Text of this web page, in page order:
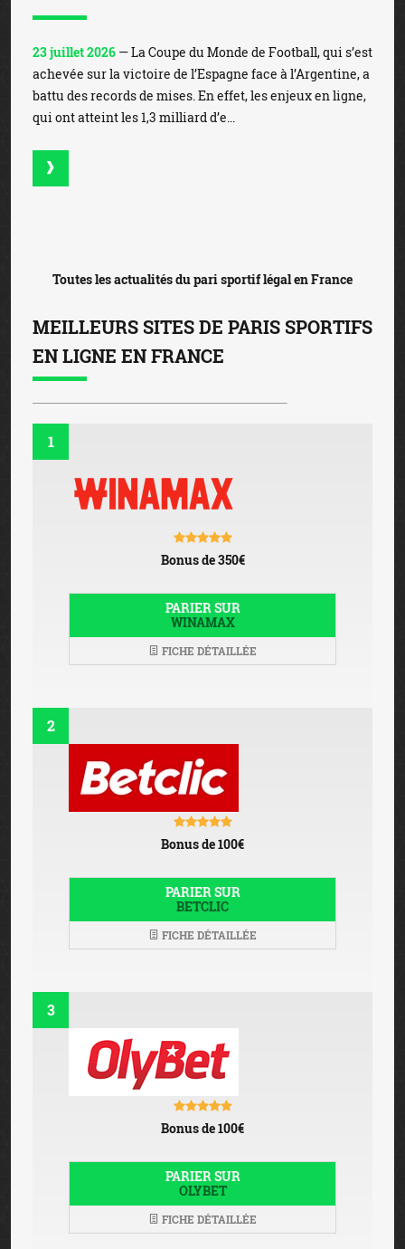
23 juillet 2026 — La Coupe du Monde de Football, qui s’est
achevée sur la victoire de l’Espagne face à l’Argentine, a
battu des records de mises. En effet, les enjeux en ligne,
qui ont atteint les 1,3 milliard d’e...
Toutes les actualités du pari sportif légal en France
MEILLEURS SITES DE PARIS SPORTIFS
EN LIGNE EN FRANCE
1
Bonus de 350€
PARIER SUR
WINAMAX
FICHE DÉTAILLÉE
2
Bonus de 100€
PARIER SUR
BETCLIC
FICHE DÉTAILLÉE
3
Bonus de 100€
PARIER SUR
OLYBET
FICHE DÉTAILLÉE